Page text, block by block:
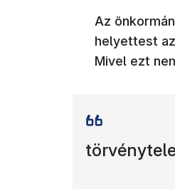
Az
helyettest
Mivel ezt